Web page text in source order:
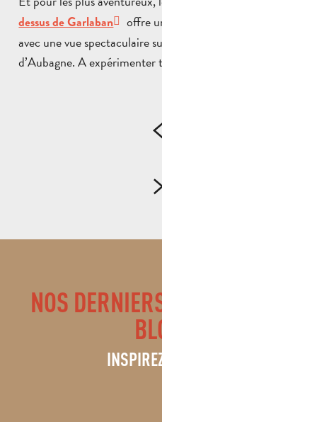
dessus de Garlaban
offre une expérience inoubliable,
avec une vue spectaculaire sur les paysages du Pays
d’Aubagne. A expérimenter tous les week-ends !
NOS DERNIERS ARTICLES DE
BLOG
INSPIREZ VOUS !